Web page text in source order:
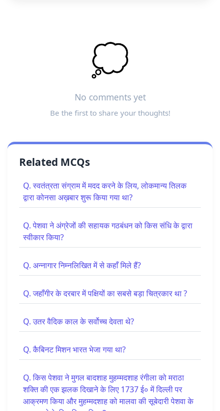
💭
No comments yet
Be the first to share your thoughts!
Related MCQs
Q. स्वतंत्रता संग्राम में मदद करने के लिय, लोकमान्य तिलक
द्वारा कोनसा अख़बार शुरू किया गया था?
Q. पेशवा ने अंग्रेजों की सहायक गठबंधन को किस संधि के द्वारा
स्वीकार किया?
Q. अन्नागार निम्नलिखित में से कहाँ मिले हैं?
Q. जहाँगीर के दरबार में पक्षियों का सबसे बड़ा चित्रकार था ?
Q. उतर वैदिक काल के सर्वोच्च देवता थे?
Q. कैबिनट मिशन भारत भेजा गया था?
Q. किस पेशवा ने मुगल बादशाह मुहम्मदशाह रंगीला को मराठा
शक्ति की एक झलक दिखाने के लिए 1737 ई० में दिल्ली पर
आक्रमण किया और मुहम्मदशाह को मालवा की सूबेदारी पेशवा के